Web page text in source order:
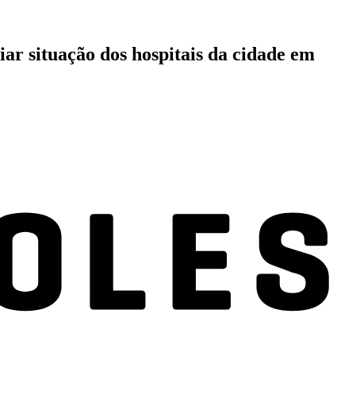
situação dos hospitais da cidade em